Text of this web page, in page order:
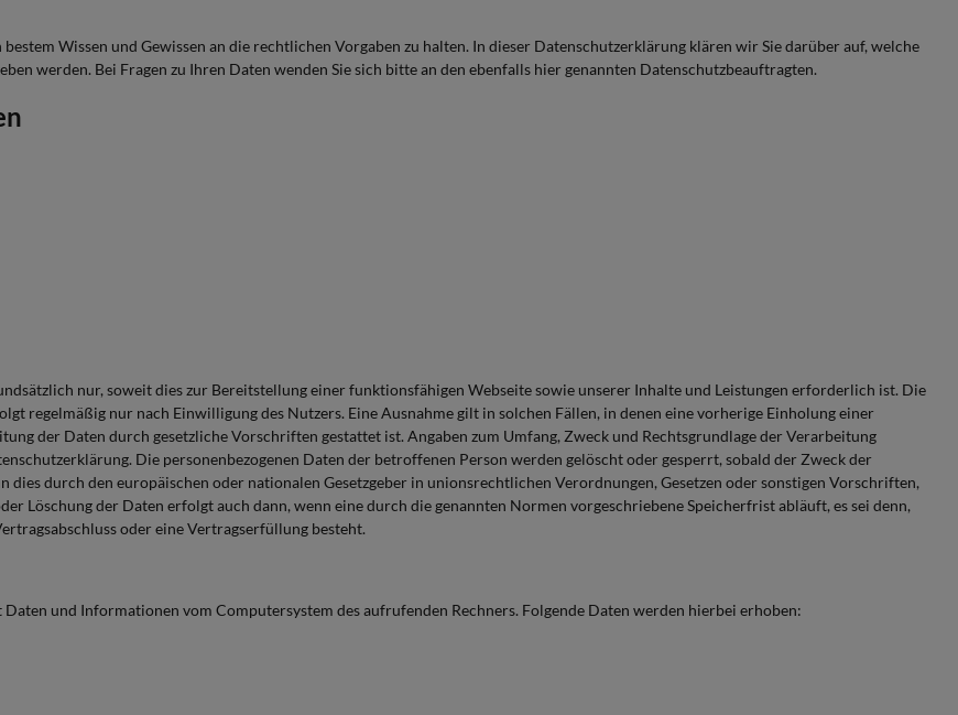
Wissen und Gewissen an die rechtlichen Vorgaben zu halten. In dieser Datenschutzerklärung klären wir Sie darüber auf, welche
werden. Bei Fragen zu Ihren Daten wenden Sie sich bitte an den ebenfalls hier genannten Datenschutzbeauftragten.
nur, soweit dies zur Bereitstellung einer funktionsfähigen Webseite sowie unserer Inhalte und Leistungen erforderlich ist. Die
regelmäßig nur nach Einwilligung des Nutzers. Eine Ausnahme gilt in solchen Fällen, in denen eine vorherige Einholung einer
der Daten durch gesetzliche Vorschriften gestattet ist. Angaben zum Umfang, Zweck und Rechtsgrundlage der Verarbeitung
Die personenbezogenen Daten der betroffenen Person werden gelöscht oder gesperrt, sobald der Zweck der
durch den europäischen oder nationalen Gesetzgeber in unionsrechtlichen Verordnungen, Gesetzen oder sonstigen Vorschriften,
Löschung der Daten erfolgt auch dann, wenn eine durch die genannten Normen vorgeschriebene Speicherfrist abläuft, es sei denn,
oder eine Vertragserfüllung besteht.
und Informationen vom Computersystem des aufrufenden Rechners. Folgende Daten werden hierbei erhoben: